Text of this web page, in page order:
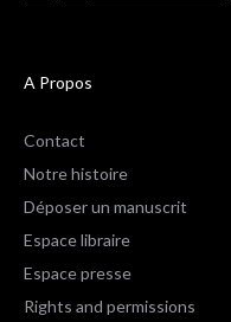
A Propos
Contact
Notre histoire
Déposer un manuscrit
Espace libraire
Espace presse
Rights and permissions